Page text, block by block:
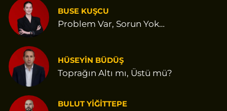
BUSE KUŞCU
Problem Var, Sorun Yok…
HÜSEYİN BÜDÜŞ
Toprağın Altı mı, Üstü mü?
BULUT YİĞİTTEPE